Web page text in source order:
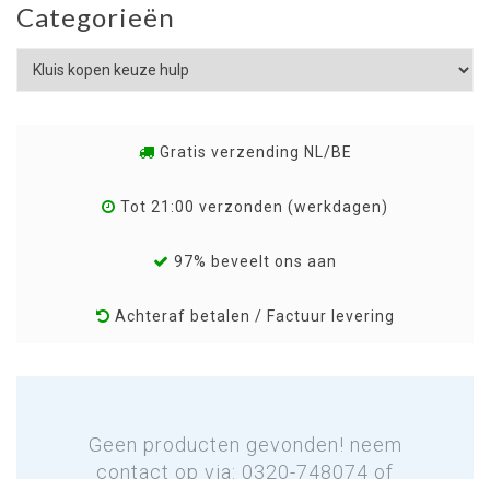
Categorieën
Gratis verzending NL/BE
Tot 21:00 verzonden (werkdagen)
97% beveelt ons aan
Achteraf betalen / Factuur levering
Geen producten gevonden! neem
contact op via: 0320-748074 of